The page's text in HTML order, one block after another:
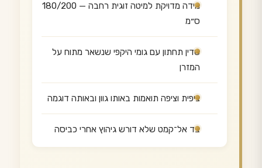
מידה מדויקת למיטה זוגית רחבה — 180/200
ס״מ
סדין תחתון עם גומי היקפי שנשאר מתוח על
המזרן
ציפית וציפה תואמות באותו גוון ובאותה דוגמה
בד אל־קמט שלא דורש גיהוץ אחרי כביסה